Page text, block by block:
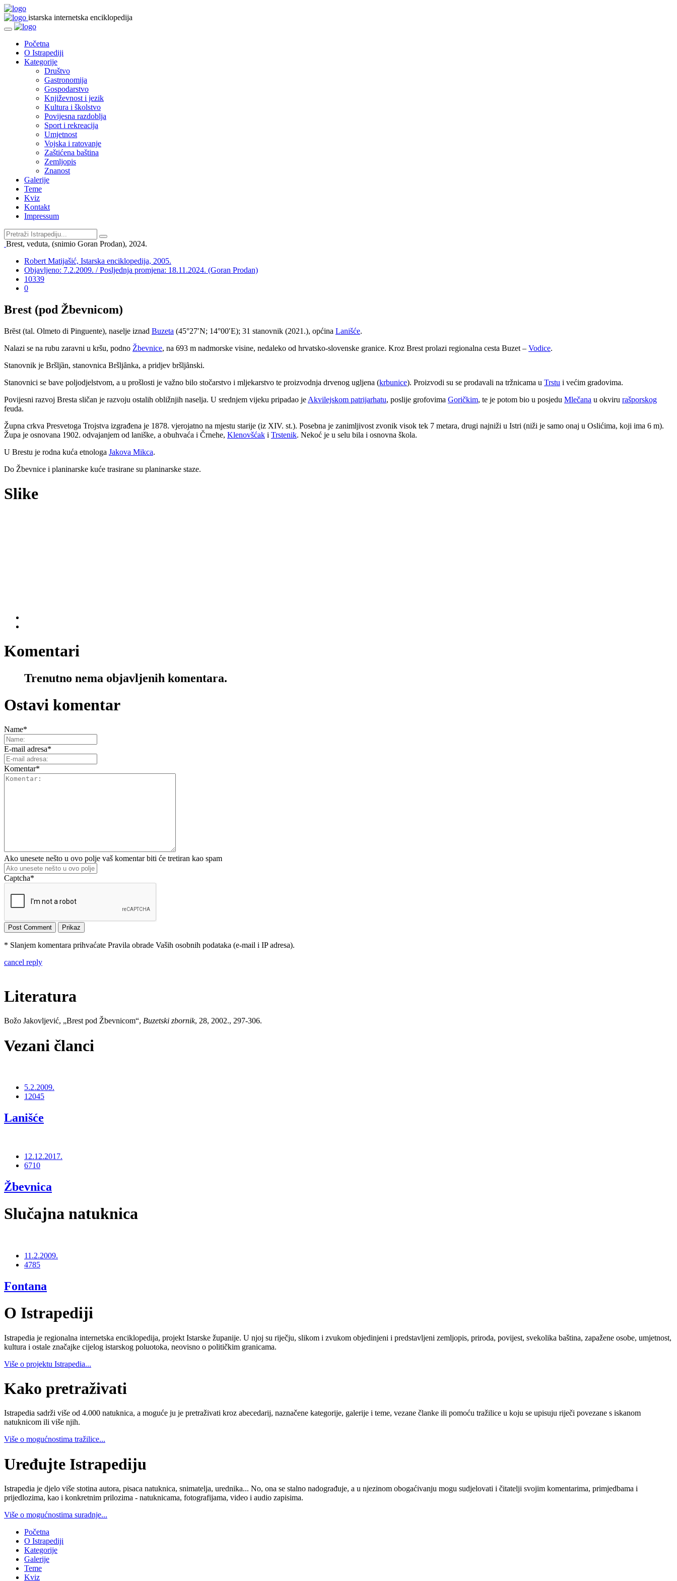
istarska internetska enciklopedija
Početna
O Istrapediji
Kategorije
Društvo
Gastronomija
Gospodarstvo
Književnost i jezik
Kultura i školstvo
Povijesna razdoblja
Sport i rekreacija
Umjetnost
Vojska i ratovanje
Zaštićena baština
Zemljopis
Znanost
Galerije
Teme
Kviz
Kontakt
Impressum
Brest, veduta, (snimio Goran Prodan), 2024.
Robert Matijašić, Istarska enciklopedija, 2005.
Objavljeno: 7.2.2009. / Posljednja promjena: 18.11.2024. (Goran Prodan)
10339
0
Brest (pod Žbevnicom)
Brȅst (tal. Olmeto di Pinguente), naselje iznad Buzeta (45°27′N; 14°00′E); 31 stanovnik (2021.), općina Lanišće.
Nalazi se na rubu zaravni u kršu, podno Žbevnice, na 693 m nadmorske visine, nedaleko od hrvatsko-slovenske granice. Kroz Brest prolazi regionalna cesta Buzet – Vodice.
Stanovnik je Bršljȁn, stanovnica Bršljȃnka, a pridjev bršljȃnski.
Stanovnici se bave poljodjelstvom, a u prošlosti je važno bilo stočarstvo i mljekarstvo te proizvodnja drvenog ugljena (krbunice). Proizvodi su se prodavali na tržnicama u Trstu i većim gradovima.
Povijesni razvoj Bresta sličan je razvoju ostalih obližnjih naselja. U srednjem vijeku pripadao je Akvilejskom patrijarhatu, poslije grofovima Goričkim, te je potom bio u posjedu Mlečana u okviru rašporskog
feuda.
Župna crkva Presvetoga Trojstva izgrađena je 1878. vjerojatno na mjestu starije (iz XIV. st.). Posebna je zanimljivost zvonik visok tek 7 metara, drugi najniži u Istri (niži je samo onaj u Oslićima, koji ima 6 m).
Župa je osnovana 1902. odvajanjem od laniške, a obuhvaća i Črnehe, Klenovšćak i Trstenik. Nekoć je u selu bila i osnovna škola.
U Brestu je rodna kuća etnologa Jakova Mikca.
Do Žbevnice i planinarske kuće trasirane su planinarske staze.
Slike
Komentari
Trenutno nema objavljenih komentara.
Ostavi komentar
Name*
E-mail adresa*
Komentar*
Ako unesete nešto u ovo polje vaš komentar biti će tretiran kao spam
Captcha*
* Slanjem komentara prihvaćate Pravila obrade Vaših osobnih podataka (e-mail i IP adresa).
cancel reply
Literatura
Božo Jakovljević, „Brest pod Žbevnicom“, Buzetski zbornik, 28, 2002., 297-306.
Vezani članci
5.2.2009.
12045
Lanišće
12.12.2017.
6710
Žbevnica
Slučajna natuknica
11.2.2009.
4785
Fontana
O Istrapediji
Istrapedia je regionalna internetska enciklopedija, projekt Istarske županije. U njoj su riječju, slikom i zvukom objedinjeni i predstavljeni zemljopis, priroda, povijest, svekolika baština, zapažene osobe, umjetnost,
kultura i ostale značajke cijelog istarskog poluotoka, neovisno o političkim granicama.
Više o projektu Istrapedia...
Kako pretraživati
Istrapedia sadrži više od 4.000 natuknica, a moguće ju je pretraživati kroz abecedarij, naznačene kategorije, galerije i teme, vezane članke ili pomoću tražilice u koju se upisuju riječi povezane s iskanom
natuknicom ili više njih.
Više o mogućnostima tražilice...
Uređujte Istrapediju
Istrapedia je djelo više stotina autora, pisaca natuknica, snimatelja, urednika... No, ona se stalno nadograđuje, a u njezinom obogaćivanju mogu sudjelovati i čitatelji svojim komentarima, primjedbama i
prijedlozima, kao i konkretnim prilozima - natuknicama, fotografijama, video i audio zapisima.
Više o mogućnostima suradnje...
Početna
O Istrapediji
Kategorije
Galerije
Teme
Kviz